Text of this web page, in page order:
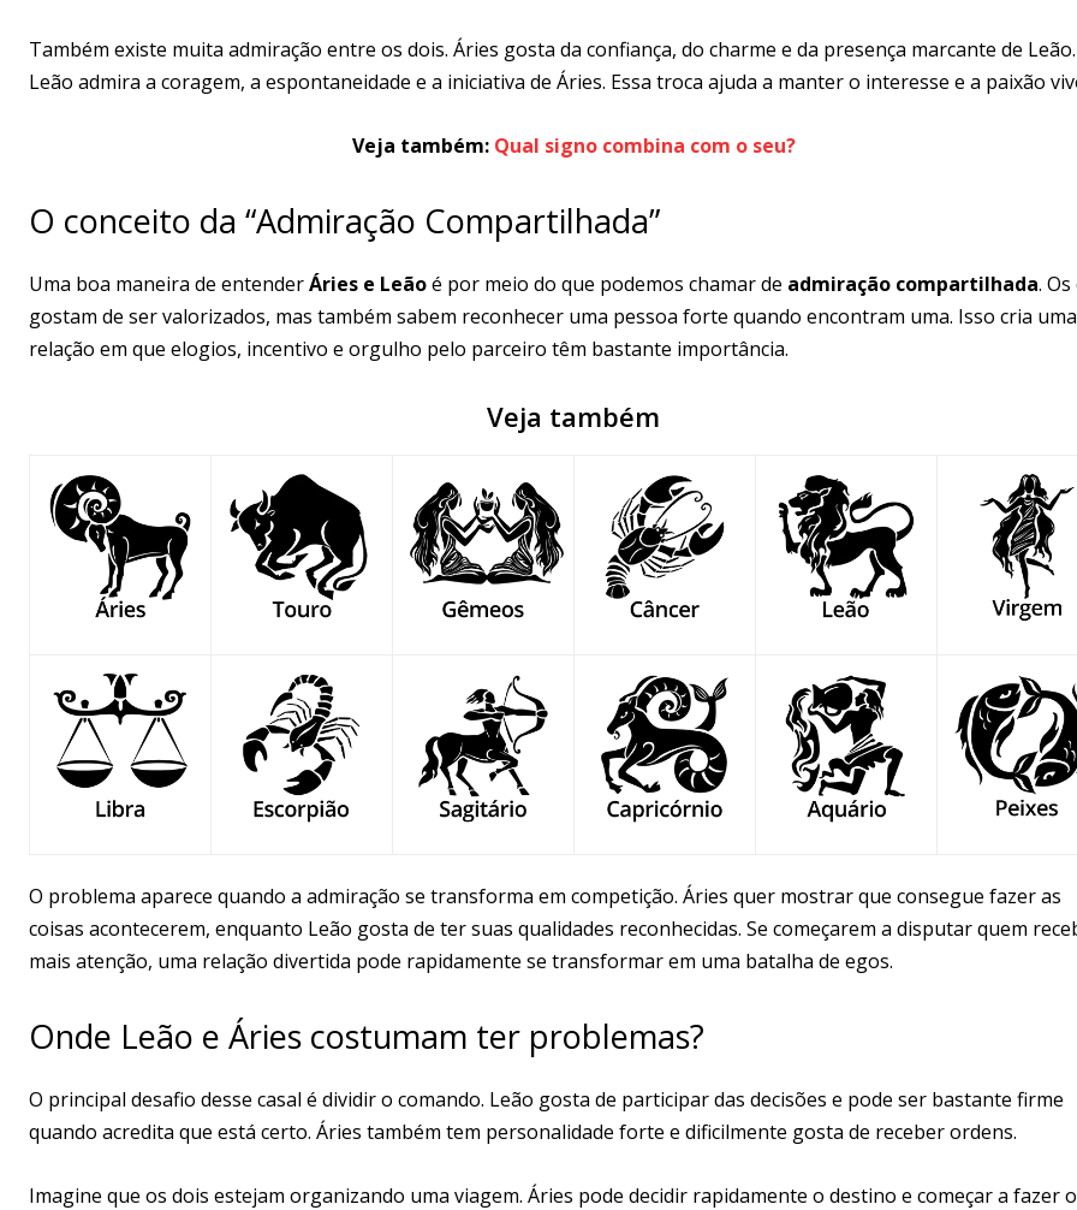
Também existe muita admiração entre os dois. Áries gosta da confiança, do charme e da presença marcante de Leão.
Leão admira a coragem, a espontaneidade e a iniciativa de Áries. Essa troca ajuda a manter o interesse e a paixão
Veja também: Qual signo combina com o seu?
O conceito da “Admiração Compartilhada”
Uma boa maneira de entenderÁries e Leãoé por meio do que podemos chamar de admiração compartilhada.
gostam de ser valorizados, mas também sabem reconhecer uma pessoa forte quando encontram uma. Isso cria uma
relação em que elogios, incentivo e orgulho pelo parceiro têm bastante importância.
Veja também
O problema aparece quando a admiração se transforma em competição. Áries quer mostrar que consegue fazer as
coisas acontecerem, enquanto Leão gosta de ter suas qualidades reconhecidas. Se começarem a disputar quem
mais atenção, uma relação divertida pode rapidamente se transformar em uma batalha de egos.
Onde Leão e Áries costumam ter problemas?
O principal desafio desse casal é dividir o comando. Leão gosta de participar das decisões e pode ser bastante firme
quando acredita que está certo. Áries também tem personalidade forte e dificilmente gosta de receber ordens.
Imagine que os dois estejam organizando uma viagem. Áries pode decidir rapidamente o destino e começar a fazer